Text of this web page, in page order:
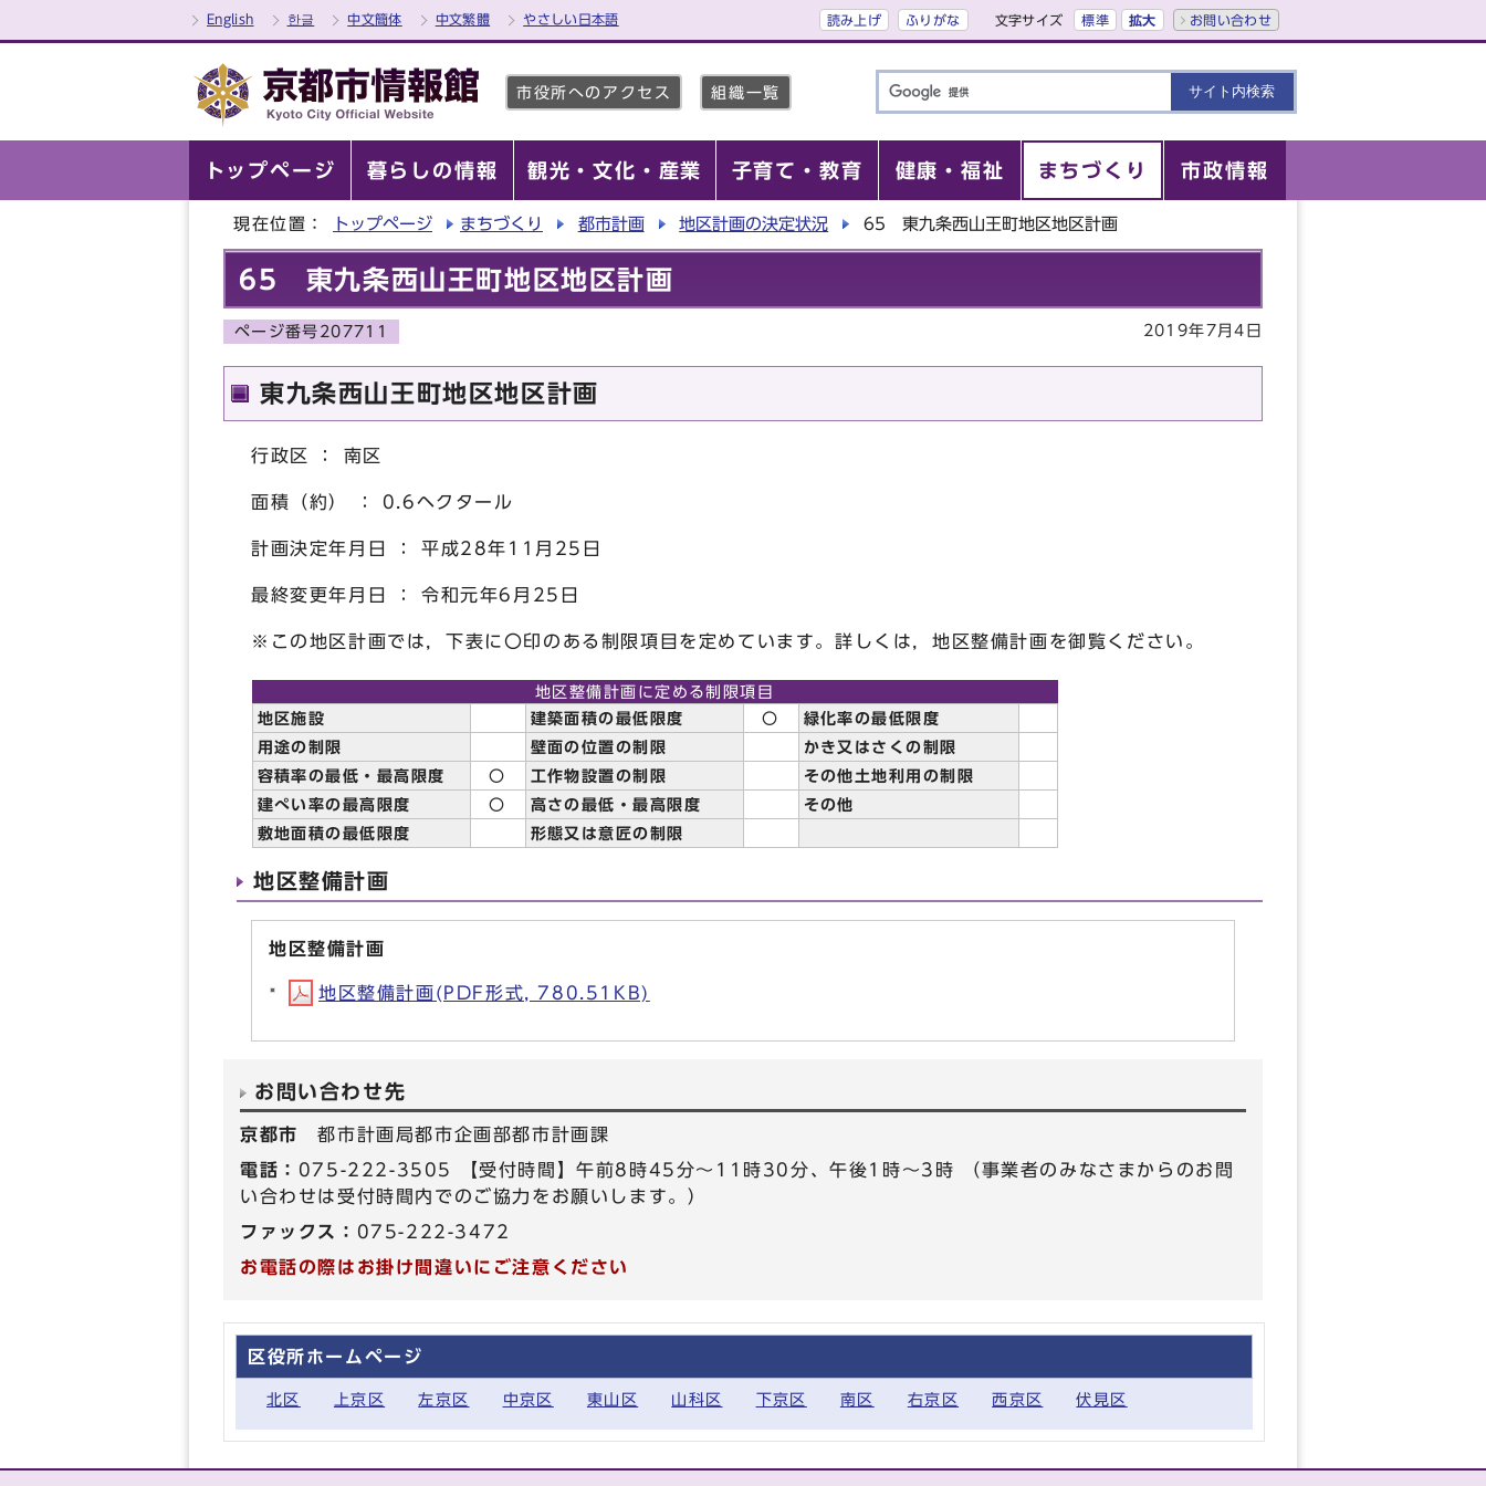
English 한글 中文簡体 中文繁體 やさしい日本語 読み上げ ふりがな 文字サイズ 標準 拡大 お問い合わせ
市役所へのアクセス 組織一覧
トップページ 暮らしの情報 観光・文化・産業 子育て・教育 健康・福祉 まちづくり 市政情報
現在位置： トップページ まちづくり 都市計画 地区計画の決定状況 65 東九条西山王町地区地区計画
65 東九条西山王町地区地区計画
ページ番号207711 2019年7月4日
東九条西山王町地区地区計画
行政区 ： 南区
面積（約） ： 0.6ヘクタール
計画決定年月日 ： 平成28年11月25日
最終変更年月日 ： 令和元年6月25日
※この地区計画では，下表に〇印のある制限項目を定めています。詳しくは，地区整備計画を御覧ください。
地区整備計画に定める制限項目
地区施設
建築面積の最低限度 〇
緑化率の最低限度
用途の制限
壁面の位置の制限
かき又はさくの制限
容積率の最低・最高限度
〇 工作物設置の制限
その他土地利用の制限
建ぺい率の最高限度
〇 高さの最低・最高限度
その他
敷地面積の最低限度
形態又は意匠の制限
地区整備計画
地区整備計画
地区整備計画(PDF形式, 780.51KB)
お問い合わせ先
京都市都市計画局都市企画部都市計画課
電話： 075-222-3505 【受付時間】午前8時45分～11時30分、午後1時～3時 （事業者のみなさまからのお問
い合わせは受付時間内でのご協力をお願いします。）
ファックス： 075-222-3472
お電話の際はお掛け間違いにご注意ください
区役所ホームページ
北区 上京区 左京区 中京区 東山区 山科区 下京区 南区 右京区 西京区 伏見区